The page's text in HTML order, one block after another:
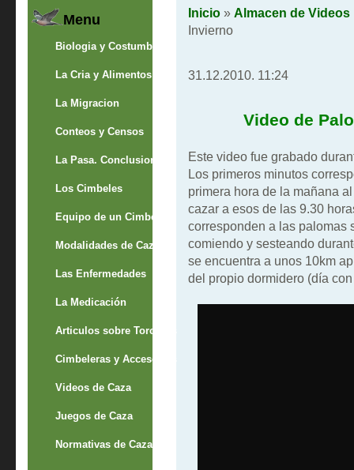
Menu
Biologia y Costumbres
La Cria y Alimentos
La Migracion
Conteos y Censos
La Pasa. Conclusion
Los Cimbeles
Equipo de un Cimbelero
Modalidades de Caza
Las Enfermedades
La Medicación
Articulos sobre Torcaces
Cimbeleras y Accesorios
Videos de Caza
Juegos de Caza
Normativas de Caza
Inicio» Almacen de Videos
Invierno
31.12.2010. 11:24
Video de
Este video fue grabado
Los primeros minutos
primera hora de la mañana
cazar a esos de las 9.30
corresponden a las palomas
comiendo y sesteando
se encuentra a unos 10km
del propio dormidero (día